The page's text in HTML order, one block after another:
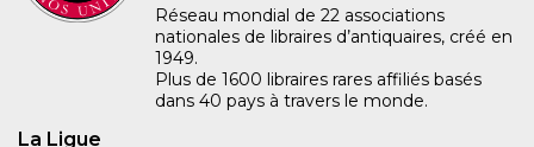
Réseau mondial de 22 associations
nationales de libraires d’antiquaires, créé en
1949.
Plus de 1600 libraires rares affiliés basés
dans 40 pays à travers le monde.
La Ligue